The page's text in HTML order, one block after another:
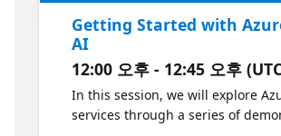
developers can merge traditional
code with advanced AI services.
aims to inspire attendees to
possibilities in AI-driven software
development. Following this, Alon
Getting Started with
AI
12:00 오후 - 12:45 오후
In this session, we will explore
services through a series of